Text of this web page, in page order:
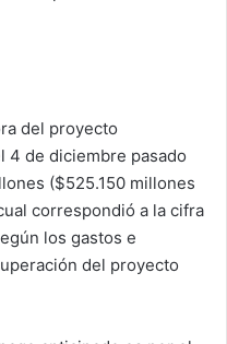
del proyecto
4 de diciembre pasado
($525.150 millones
correspondió a la cifra
los gastos e
del proyecto